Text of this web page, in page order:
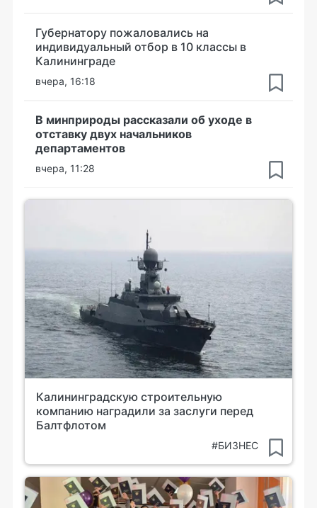
Губернатору пожаловались на
индивидуальный отбор в 10 классы в
Калининграде
вчера, 16:18
В минприроды рассказали об уходе в
отставку двух начальников
департаментов
вчера, 11:28
Калининградскую строительную
компанию наградили за заслуги перед
Балтфлотом
#БИЗНЕС